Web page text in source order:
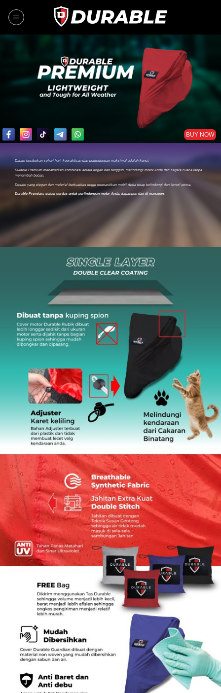
BUY NOW
Dalam kesibukan sehari-hari, kepraktisan dan perlindungan maksimal adalah kunci.
Durable Premium menawarkan kombinasi antara ringan dan tangguh, melindungi motor Anda dari segala cuaca tanpa
menambah beban.
Desain yang elegan dan material berkualitas tinggi memastikan mobil Anda tetap terlindungi dan tampil prima.
Durable Premium, solusi cerdas untuk perlindungan motor Anda, kapanpun dan di manapun.